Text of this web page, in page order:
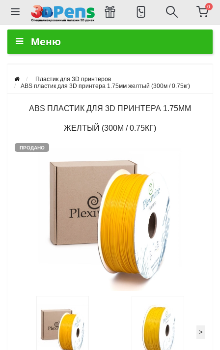
0
Меню
Пластик для 3D принтеров
ABS пластик для 3D принтера 1.75мм желтый (300м / 0.75кг)
ABS ПЛАСТИК ДЛЯ 3D ПРИНТЕРА 1.75ММ
ЖЕЛТЫЙ (300М / 0.75КГ)
ПРОДАНО
>